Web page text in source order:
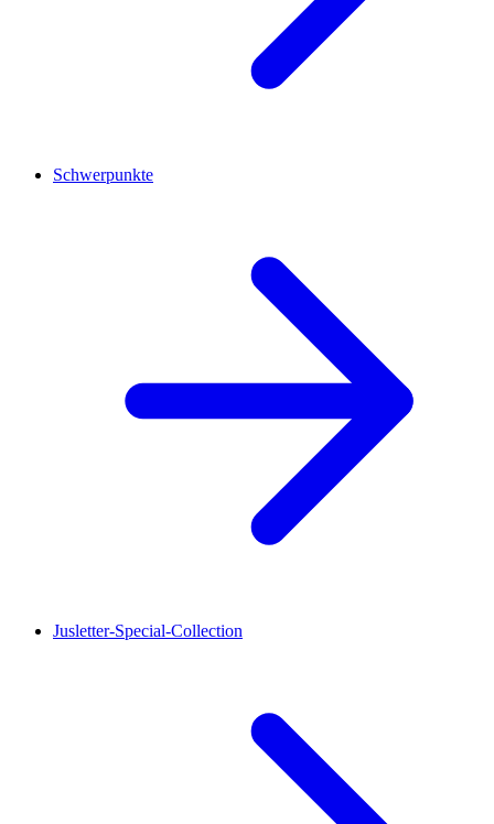
Schwerpunkte
Jusletter-Special-Collection